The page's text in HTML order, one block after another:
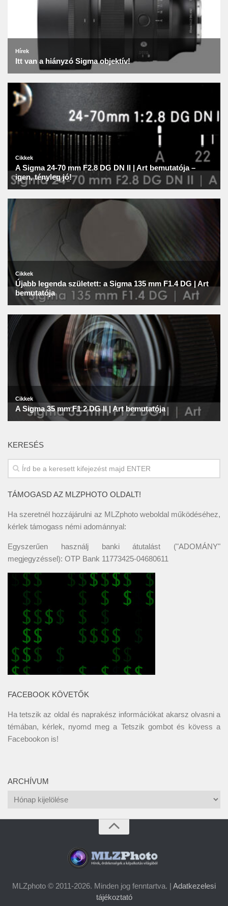
KERESÉS
TÁMOGASD AZ MLZPHOTO OLDALT!
Ha szeretnél hozzájárulni az MLZphoto weboldal működéséhez,
kérlek támogass némi adománnyal:
Egyszerűen használj banki átutalást ("ADOMÁNY"
megjegyzéssel): OTP Bank 11773425-04680611
FACEBOOK KÖVETŐK
Ha tetszik az oldal és naprakész információkat akarsz olvasni a
témában, kérlek, nyomd meg a Tetszik gombot és kövess a
Facebookon is!
ARCHÍVUM
Archívum
MLZphoto © 2011-2026. Minden jog fenntartva. | Adatkezelesi
tájékoztató